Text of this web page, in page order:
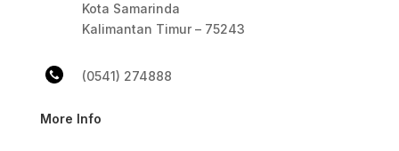
Kota Samarinda
Kalimantan Timur – 75243
(0541) 274888
More Info